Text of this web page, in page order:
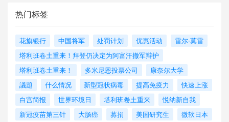
热门标签
花旗银行 中国将军 处罚计划 优惠活动
雷尔·莫雷
塔利班卷土重来！拜登仍决定为阿富汗撤军辩护
塔利班卷土重来！
多米尼恩投票公司
康奈尔大学
議題
什么情况 新型冠状病毒 提高免疫力
快速上涨
白宫简报
世界环境日 塔利班卷土重来
悦纳新自我
新冠疫苗第三针
大肠癌 募捐 美国研究生
微软日本